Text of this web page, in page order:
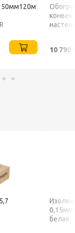
50мм120м
10 790
белая